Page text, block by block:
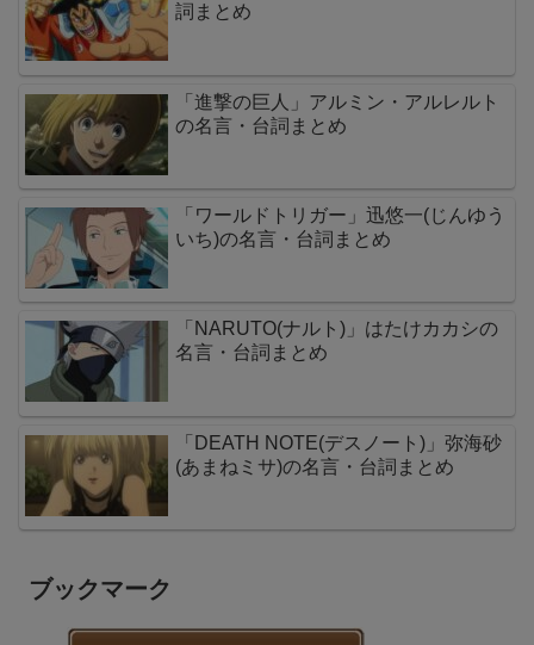
詞まとめ
「進撃の巨人」アルミン・アルレルト
の名言・台詞まとめ
「ワールドトリガー」迅悠一(じんゆう
いち)の名言・台詞まとめ
「NARUTO(ナルト)」はたけカカシの
名言・台詞まとめ
「DEATH NOTE(デスノート)」弥海砂
(あまねミサ)の名言・台詞まとめ
ブックマーク